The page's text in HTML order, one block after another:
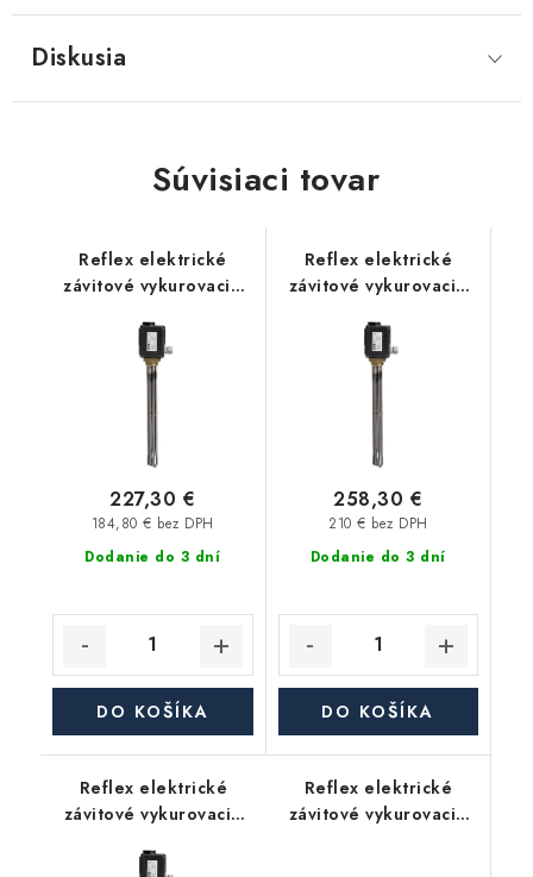
Diskusia
Súvisiaci tovar
Reflex elektrické
závitové vykurovacie
kW 230V
Dodanie do 3 dní
184,80 € bez DPH
227,30 €
DO KOŠÍKA
Reflex elektrické
závitové vykurovacie
kW
Dodanie do 3 dní
210 € bez DPH
258,30 €
DO KOŠÍKA
Reflex elektrické
závitové vykurovacie
kW 230V
Reflex elektrické
závitové vykurovacie